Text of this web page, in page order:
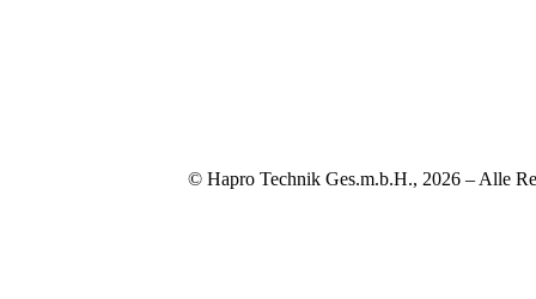
© Hapro Technik Ges.m.b.H., 2026 – Alle